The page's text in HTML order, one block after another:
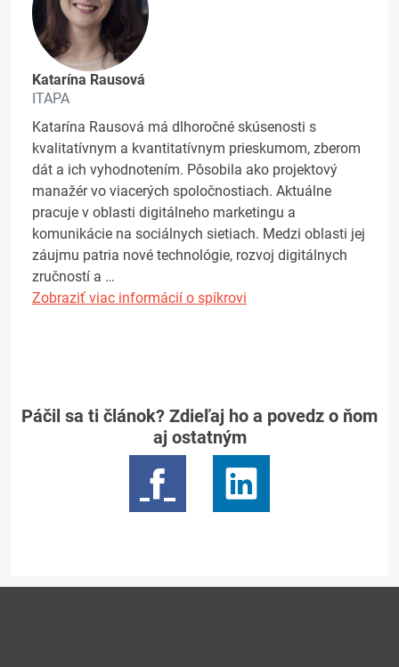
Katarína Rausová
ITAPA
Katarína Rausová má dlhoročné skúsenosti s
kvalitatívnym a kvantitatívnym prieskumom, zberom
dát a ich vyhodnotením. Pôsobila ako projektový
manažér vo viacerých spoločnostiach. Aktuálne
pracuje v oblasti digitálneho marketingu a
komunikácie na sociálnych sietiach. Medzi oblasti jej
záujmu patria nové technológie, rozvoj digitálnych
zručností a …
Zobraziť viac informácií o spíkrovi
Páčil sa ti článok? Zdieľaj ho a povedz o ňom
aj ostatným